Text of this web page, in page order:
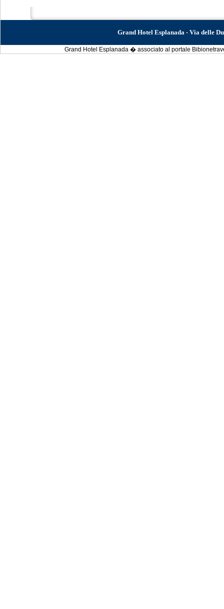
Grand Hotel Esplanada - Via delle
Grand Hotel Esplanada � associato al portale